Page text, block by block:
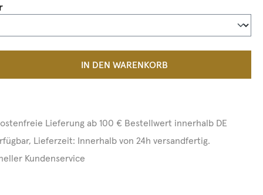
auswählen
Anzahl: Gib den gewünschten Wert
IN DEN WARENKORB
Lieferung ab 100 € Bestellwert innerhalb DE
Lieferzeit: Innerhalb von 24h versandfertig.
Kundenservice